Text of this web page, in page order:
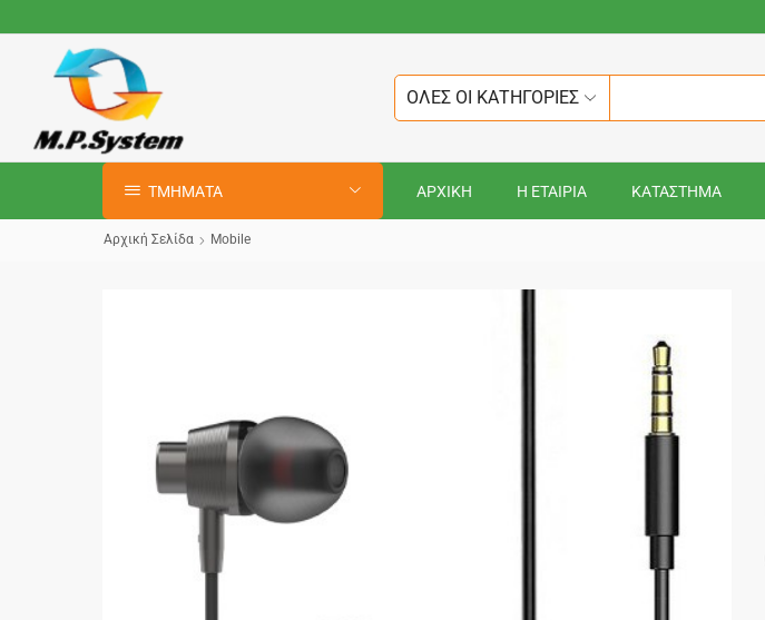
ΟΛΕΣ ΟΙ ΚΑΤΗΓΟΡΙΕΣ
ΤΜΗΜΑΤΑ ΑΡΧΙΚΗ Η ΕΤΑΙΡΙΑ ΚΑΤΑΣΤΗΜΑ
Αρχική Σελίδα Mobile